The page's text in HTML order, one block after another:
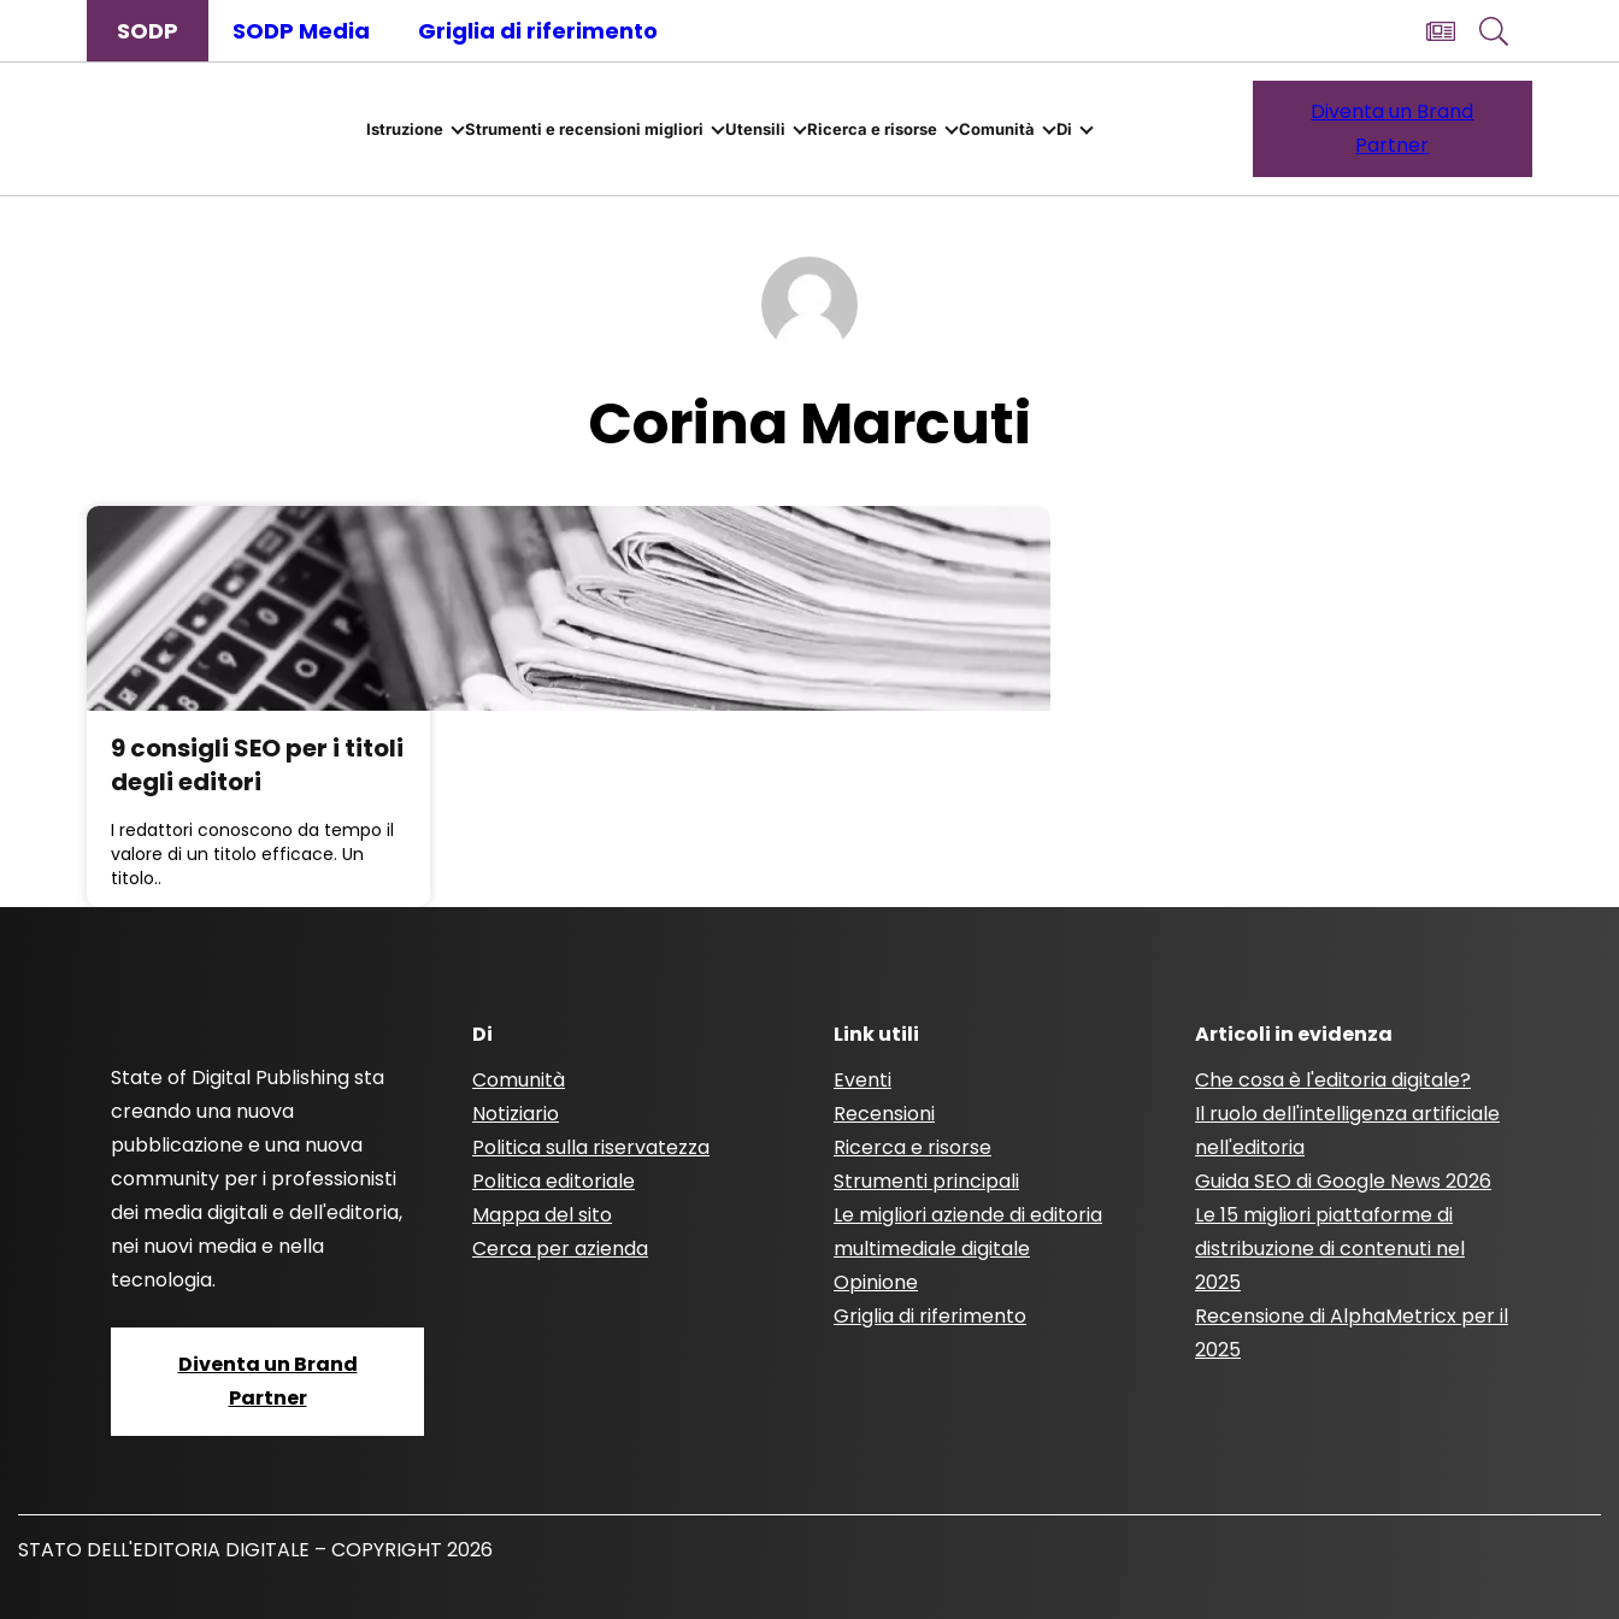
SODP SODP Media Griglia di riferimento
Istruzione Strumenti e recensioni migliori Utensili Ricerca e risorse Comunità Di
Diventa un Brand
Partner
Corina Marcuti
9 consigli SEO per i titoli
degli editori
I redattori conoscono da tempo il
valore di un titolo efficace. Un
titolo..
State of Digital Publishing sta
creando una nuova
pubblicazione e una nuova
community per i professionisti
dei media digitali e dell'editoria,
nei nuovi media e nella
tecnologia.
Diventa un Brand
Partner
Di
Comunità
Notiziario
Politica sulla riservatezza
Politica editoriale
Mappa del sito
Cerca per azienda
Link utili
Eventi
Recensioni
Ricerca e risorse
Strumenti principali
Le migliori aziende di editoria
multimediale digitale
Opinione
Griglia di riferimento
Articoli in evidenza
Che cosa è l'editoria digitale?
Il ruolo dell'intelligenza artificiale
nell'editoria
Guida SEO di Google News 2026
Le 15 migliori piattaforme di
distribuzione di contenuti nel
2025
Recensione di AlphaMetricx per il
2025
STATO DELL'EDITORIA DIGITALE – COPYRIGHT 2026